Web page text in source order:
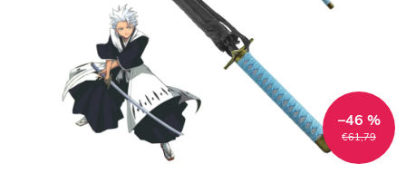
€61,79
–46 %